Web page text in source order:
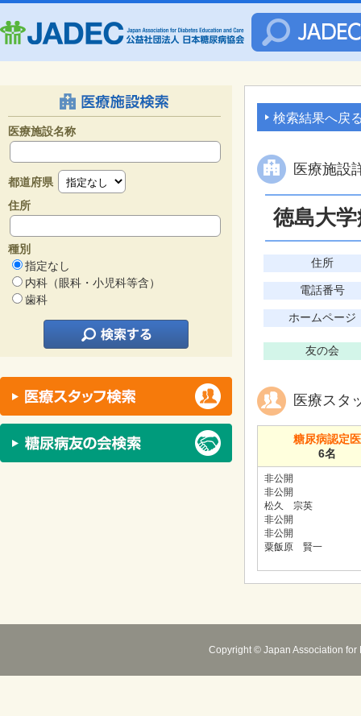
医療施設名称
都道府県
住所
種別
指定なし
内科（眼科・小児科等含）
歯科
検索結果へ戻
医療施設
徳島大
住所
電話番号
ホームページ
友の会
医療スタ
糖尿病認定医
6名
非公開
非公開
松久 宗英
非公開
非公開
粟飯原 賢一
Copyright © Japan Association